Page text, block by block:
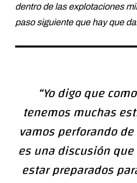
dentro de las explotaciones
paso siguiente que hay que
“Yo digo que
tenemos muchas
vamos perforando
es una discusión
estar preparados